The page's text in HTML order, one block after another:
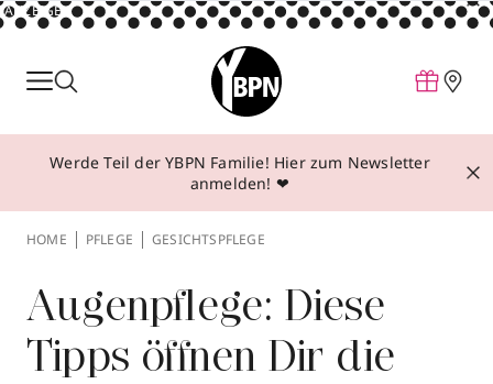
ANZEIGE
Parfum
Make-up
Behandlungen
Über YBPN
Werde Teil der YBPN Familie! Hier zum Newsletter
anmelden! ❤
HOME PFLEGE GESICHTSPFLEGE
Augenpflege: Diese
Tipps öffnen Dir die